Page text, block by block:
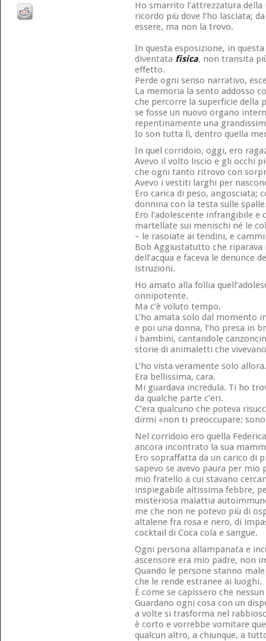
Ho smarrito l’attrezzatura
ricordo più dove l’ho lasciata;
essere, ma non la trovo.
In questa esposizione, in
diventata fisica, non transita
effetto.
Perde ogni senso narrativo,
La memoria la sento addosso
che percorre la superficie della
se fosse un nuovo organo
repentinamente una
Io son tutta lì, dentro quella
In quel corridoio, oggi, ero
Avevo il volto liscio e gli occhi
che ogni tanto ritrovo con
Avevo i vestiti larghi per
Ero carica di peso, angosciata;
donnina con la testa sulle
Ero l’adolescente infrangibile e
martellate sui menischi né le
– le rasoiate ai tendini, e
Bob Aggiustatutto che riparava
dell’acqua e faceva le denunce
istruzioni.
Ho amato alla follia
onnipotente.
Ma c’è voluto tempo.
L’ho amata solo dal momento
e poi una donna, l’ho presa in
i bambini, cantandole
storie di animaletti che
L’ho vista veramente solo allora.
Era bellissima, cara.
Mi guardava incredula. Ti ho
da qualche parte c’eri.
C’era qualcuno che poteva
dirmi «non ti preoccupare:
Nel corridoio ero quella
ancora incontrato la sua
Ero sopraffatta da un carico di
sapevo se avevo paura per
mio fratello a cui stavano
inspiegabile altissima febbre,
misteriosa malattia
me che non ne potevo più di
altalene fra rosa e nero, di
cocktail di Coca cola e sangue.
Ogni persona allampanata e
ascensore era mio padre, non
Quando le persone stanno
che le rende estranee ai luoghi.
È come se capissero che
Guardano ogni cosa con un
a volte si trasforma nel
è corto e vorrebbe vomitare
qualcun altro, a chiunque, a